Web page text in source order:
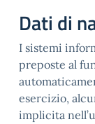
Dati di
I sistemi
preposte al
esercizio,
implicita